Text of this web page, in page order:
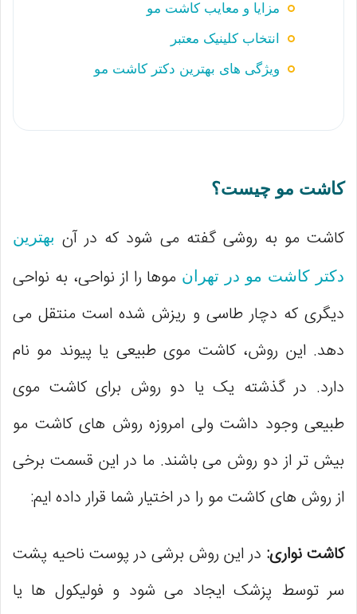
مزایا و معایب کاشت مو
انتخاب کلینیک معتبر
ویژگی های بهترین دکتر کاشت مو
کاشت مو چیست؟
کاشت مو به روشی گفته می ‌شود که در آن بهترین
دکتر کاشت مو در تهران موها را از نواحی، به نواحی
دیگری که دچار طاسی و ریزش شده است منتقل می
‌دهد. این روش، کاشت موی طبیعی یا پیوند مو نام
دارد. در گذشته یک یا دو روش برای کاشت موی
طبیعی وجود داشت ولی امروزه روش‌ های کاشت مو
بیش تر از دو روش می‌ باشند. ما در این قسمت برخی
از روش ‌های کاشت مو را در اختیار شما قرار داده‌ ایم:
کاشت نواری: در این روش برشی در پوست ناحیه پشت
سر توسط پزشک ایجاد می ‌شود و فولیکول ‌ها یا